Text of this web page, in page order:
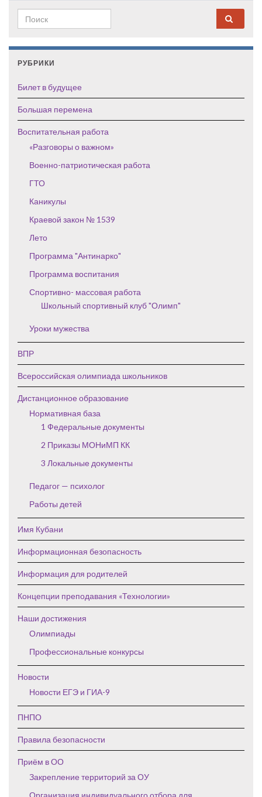
Search for:
РУБРИКИ
Билет в будущее
Большая перемена
Воспитательная работа
«Разговоры о важном»
Военно-патриотическая работа
ГТО
Каникулы
Краевой закон № 1539
Лето
Программа "Антинарко"
Программа воспитания
Спортивно- массовая работа
Школьный спортивный клуб "Олимп"
Уроки мужества
ВПР
Всероссийская олимпиада школьников
Дистанционное образование
Нормативная база
1 Федеральные документы
2 Приказы МОНиМП КК
3 Локальные документы
Педагог — психолог
Работы детей
Имя Кубани
Информационная безопасность
Информация для родителей
Концепции преподавания «Технологии»
Наши достижения
Олимпиады
Профессиональные конкурсы
Новости
Новости ЕГЭ и ГИА-9
ПНПО
Правила безопасности
Приём в ОО
Закрепление территорий за ОУ